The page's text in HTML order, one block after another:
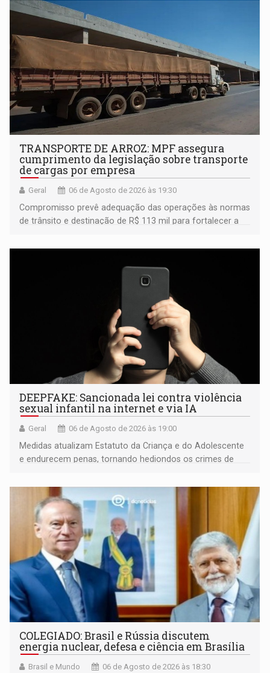
TRANSPORTE DE ARROZ: MPF assegura
cumprimento da legislação sobre transporte
de cargas por empresa
Geral 06 de Agosto de 2026 às 19:30
Compromisso prevê adequação das operações às normas
de trânsito e destinação de R$ 113 mil para fortalecer a
DEEPFAKE: Sancionada lei contra violência
sexual infantil na internet e via IA
Geral 06 de Agosto de 2026 às 19:00
Medidas atualizam Estatuto da Criança e do Adolescente
e endurecem penas, tornando hediondos os crimes de
COLEGIADO: Brasil e Rússia discutem
energia nuclear, defesa e ciência em Brasília
Brasil e Mundo 06 de Agosto de 2026 às 18:30